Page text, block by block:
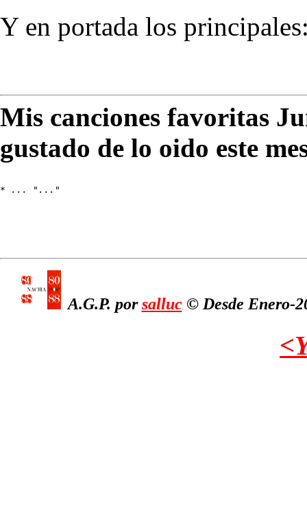
Y en portada los
Mis canciones favoritas
gustado de lo oido este
* ... "..."
A.G.P. porsalluc© Desde Enero-